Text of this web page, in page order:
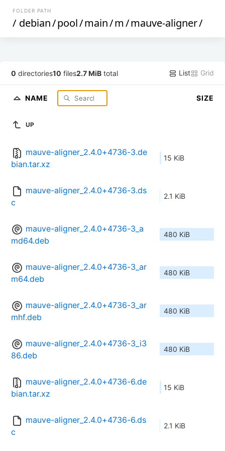
FOLDER PATH
/ debian/pool/main/m/mauve-aligner/
0 directories10 files2.7 MiB total List Grid
NAME SIZE
UP
mauve-aligner_2.4.0+4736-3.de
bian.tar.xz
15 KiB
mauve-aligner_2.4.0+4736-3.ds
c
2.1 KiB
mauve-aligner_2.4.0+4736-3_a
md64.deb
480 KiB
mauve-aligner_2.4.0+4736-3_ar
m64.deb
480 KiB
mauve-aligner_2.4.0+4736-3_ar
mhf.deb
480 KiB
mauve-aligner_2.4.0+4736-3_i3
86.deb
480 KiB
mauve-aligner_2.4.0+4736-6.de
bian.tar.xz
15 KiB
mauve-aligner_2.4.0+4736-6.ds
c
2.1 KiB